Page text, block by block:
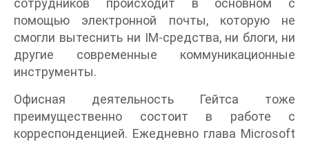
сотрудников происходит в основном с
помощью электронной почты, которую не
смогли вытеснить ни IM-средства, ни блоги, ни
другие современные коммуникационные
инструменты.
Офисная деятельность Гейтса тоже
преимущественно состоит в работе с
корреспонденцией. Ежедневно глава Microsoft